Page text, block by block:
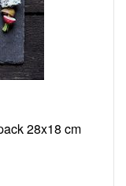
28x18 cm